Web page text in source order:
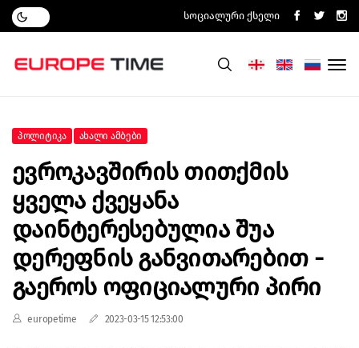
Სოციალური Ქსელი
Პოლიტიკა Ახალი Ამბები
Ევროკავშირის Თითქმის
Ყველა Ქვეყანა
Დაინტერესებულია Შუა
Დერეფნის Განვითარებით -
Გაეროს Ოფიციალური Პირი
europetime 2023-03-15 12:53:00